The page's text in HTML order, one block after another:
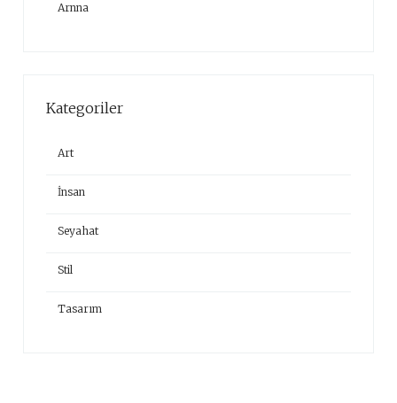
Arnna
Kategoriler
Art
İnsan
Seyahat
Stil
Tasarım